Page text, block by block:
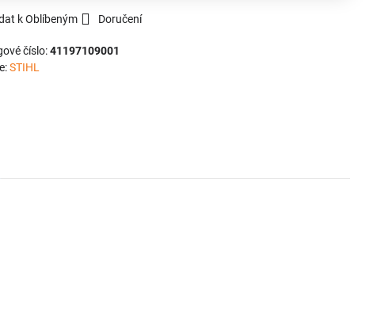
k Oblíbeným Doručení
číslo:41197109001
STIHL